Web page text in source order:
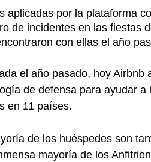
aplicadas por la plataforma
de incidentes en las fiestas
con ellas el año
el año pasado, hoy Airbnb
de defensa para ayudar a
en 11 países.
de los huéspedes son
mayoría de los